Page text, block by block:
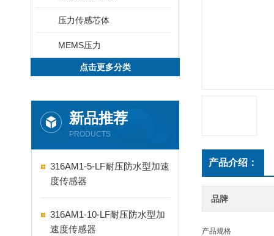
压力传感芯体
MEMS压力
点击更多分类
新品推荐
PRODUCTS
316AM1-5-LF耐压防水型加速
度传感器
316AM1-10-LF耐压防水型加
速度传感器
产品介绍：
品牌
产品规格